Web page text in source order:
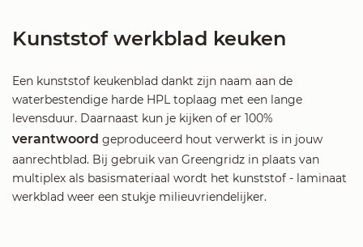
Kunststof werkblad keuken
Een kunststof keukenblad dankt zijn naam aan de
waterbestendige harde HPL toplaag met een lange
levensduur. Daarnaast kun je kijken of er 100%
verantwoord geproduceerd hout verwerkt is in jouw
aanrechtblad. Bij gebruik van Greengridz in plaats van
multiplex als basismateriaal wordt het kunststof - laminaat
werkblad weer een stukje milieuvriendelijker.